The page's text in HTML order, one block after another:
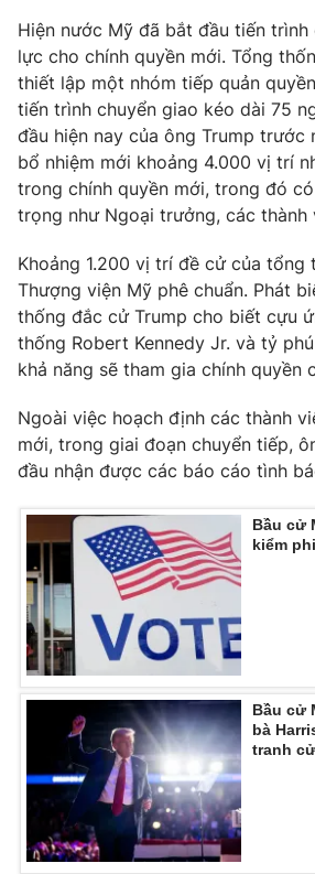
VTV Money VTV
VTV Sức khoẻ Bất
Thị trường 24h Tấm
VTV9 VTV8
Liên hệ tòa soạn English
THỜI BÁO VTV
Theo dõi báo trên
Cơ quan chủ quản:Đài Truyền hình Việt
Cơ quan báo chí:Thời báo VTV
Giấy phép hoạt động báo in và báo điện
cấp ngày 29/12/2023
Tổng Biên tập:Vũ Thanh Thủy
Phó Tổng Biên tập:Nguyễn Thị Mỹ Hạnh,
Nguyễn Trọng Ninh
Tổng đài VTV: 024.38 355 931 - 024.38
Hiện nước Mỹ đã bắt đầu tiến trình
lực cho chính quyền mới. Tổng
thiết lập một nhóm tiếp quản
tiến trình chuyển giao kéo dài 75
đầu hiện nay của ông Trump trước
bổ nhiệm mới khoảng 4.000 vị trí
trong chính quyền mới, trong đó
trọng như Ngoại trưởng, các thành
Khoảng 1.200 vị trí đề cử của tổng
Thượng viện Mỹ phê chuẩn. Phát
thống đắc cử Trump cho biết cựu
thống Robert Kennedy Jr. và tỷ
khả năng sẽ tham gia chính quyền
Ngoài việc hoạch định các thành
mới, trong giai đoạn chuyển tiếp,
đầu nhận được các báo cáo tình
Bầu cử
kiểm
Bầu cử
bà
tranh